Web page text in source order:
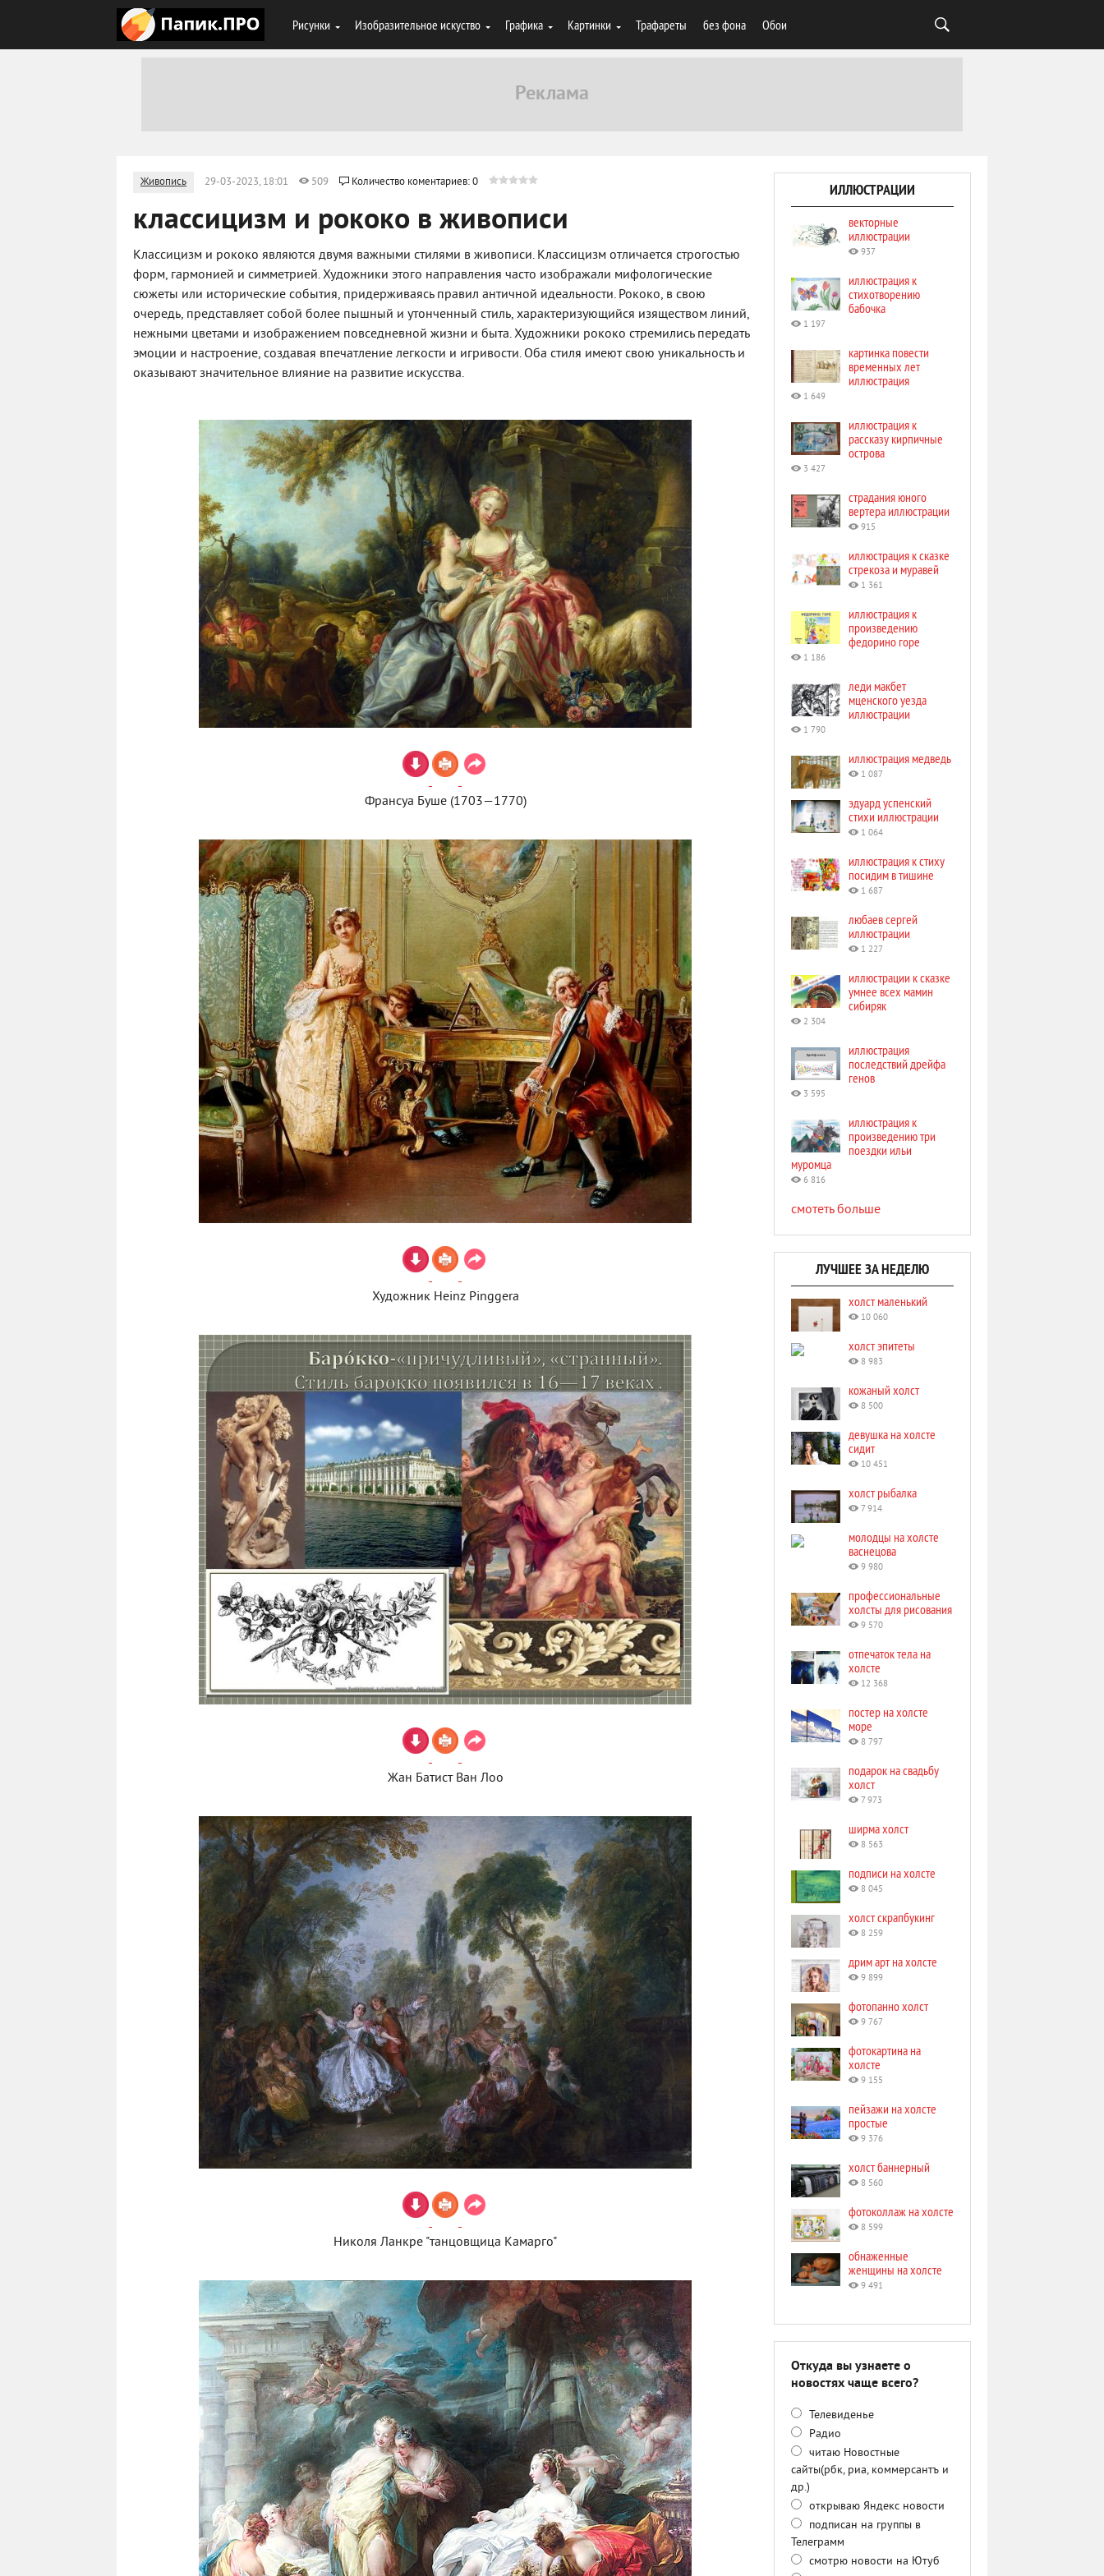
Рисунки Изобразительное искуство Графика Картинки Трафареты без фона Обои
Живопись 29-03-2023, 18:01 509 Количество коментариев: 0
классицизм и рококо в живописи
Классицизм и рококо являются двумя важными стилями в живописи. Классицизм отличается строгостью
форм, гармонией и симметрией. Художники этого направления часто изображали мифологические
сюжеты или исторические события, придерживаясь правил античной идеальности. Рококо, в свою
очередь, представляет собой более пышный и утонченный стиль, характеризующийся изяществом линий,
нежными цветами и изображением повседневной жизни и быта. Художники рококо стремились передать
эмоции и настроение, создавая впечатление легкости и игривости. Оба стиля имеют свою уникальность и
оказывают значительное влияние на развитие искусства.
Франсуа Буше (1703—1770)
Художник Heinz Pinggera
Жан Батист Ван Лоо
Николя Ланкре "танцовщица Камарго"
ИЛЛЮСТРАЦИИ
векторные
иллюстрации
937
иллюстрация к
стихотворению
бабочка
1 197
картинка повести
временных лет
иллюстрация
1 649
иллюстрация к
рассказу кирпичные
острова
3 427
страдания юного
вертера иллюстрации
915
иллюстрация к сказке
стрекоза и муравей
1 361
иллюстрация к
произведению
федорино горе
1 186
леди макбет
мценского уезда
иллюстрации
1 790
иллюстрация медведь
1 087
эдуард успенский
стихи иллюстрации
1 064
иллюстрация к стиху
посидим в тишине
1 687
любаев сергей
иллюстрации
1 227
иллюстрации к сказке
умнее всех мамин
сибиряк
2 304
иллюстрация
последствий дрейфа
генов
3 595
иллюстрация к
произведению три
поездки ильи
муромца
6 816
смотеть больше
ЛУЧШЕЕ ЗА НЕДЕЛЮ
холст маленький
10 060
холст эпитеты
8 983
кожаный холст
8 500
девушка на холсте
сидит
10 451
холст рыбалка
7 914
молодцы на холсте
васнецова
9 980
профессиональные
холсты для рисования
9 570
отпечаток тела на
холсте
12 368
постер на холсте
море
8 797
подарок на свадьбу
холст
7 973
ширма холст
8 563
подписи на холсте
8 045
холст скрапбукинг
8 259
дрим арт на холсте
9 899
фотопанно холст
9 767
фотокартина на
холсте
9 155
пейзажи на холсте
простые
9 376
холст баннерный
8 560
фотоколлаж на холсте
8 599
обнаженные
женщины на холсте
9 491
Откуда вы узнаете о
новостях чаще всего?
Телевиденье
Радио
читаю Новостные
сайты(рбк, риа, коммерсантъ и
др.)
открываю Яндекс новости
подписан на группы в
Телеграмм
смотрю новости на Ютуб